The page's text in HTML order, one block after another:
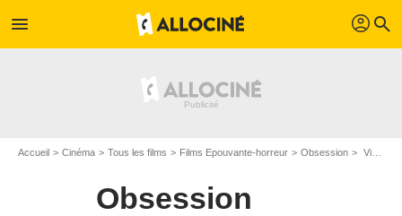
menu profil search
Accueil Cinéma Tous les films Films Epouvante-horreur Obsession Vidéos du film Obsession
Obsession